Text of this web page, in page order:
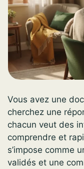
Vous avez une
cherchez une
chacun veut des
comprendre et
s’impose comme
validés et une